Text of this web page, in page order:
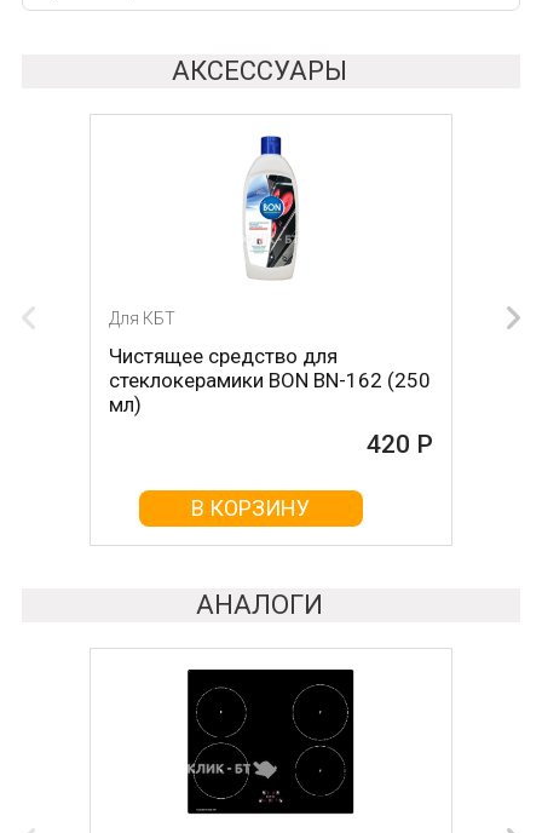
АКСЕССУАРЫ
Для КБТ
Чистящее средство для
стеклокерамики BON BN-162 (250
мл)
420 Р
В КОРЗИНУ
Для КБТ
Скребок для ухода за
стеклокерамикой BON BN-603
В КОРЗИНУ
АНАЛОГИ